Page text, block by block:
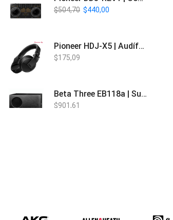
$504,70 $440,00
Pioneer HDJ-X5 | Audífonos para DJ
$175,09
Beta Three EB118a | Sub Bajo Activo
$901,61